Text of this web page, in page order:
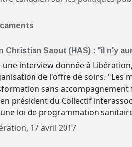
Christian Saout (HAS) : "il n'y
une interview donnée à
de l'offre de soins. "Les
sans accompagnement
président du Collectif
loi de programmation
17 avril 2017